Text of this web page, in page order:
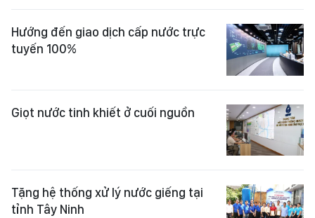
Hướng đến giao dịch cấp nước trực
tuyến 100%
Giọt nước tinh khiết ở cuối nguồn
Tặng hệ thống xử lý nước giếng tại
tỉnh Tây Ninh